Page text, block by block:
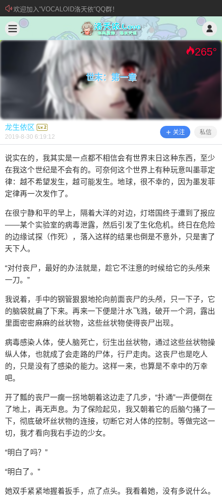
欢迎加入“VOCALOID洛天依“QQ群！
加入本站管理团队
新 • 文章发布须知
世末：第一章
265°
龙生依区
2019-8-30 6:19:12
关注 私信
说实在的，我其实是一点都不相信会有世界末日这种东西，至少
在我这个世纪是不会有的。可奈何这个世界上有种玩意叫墨菲定
律：越不希望发生，越可能发生。地球，很不幸的，因为墨发菲
定律再一次发作了。
在很宁静和平的早上，隔着大洋的对边，灯塔国终于遭到了报应
——某个实验室的病毒泄露，然后引发了生化危机。终日在危险
的边缘试探（作死），落入这样的结果也倒是不意外，只是害了
天下人。
“对付丧尸，最好的办法就是，趁它不注意的时候给它的头颅来
一刀。”
我说着，手中的钢管狠狠地抡向前面丧尸的头颅，只一下子，它
的脑袋就扁了下来。再来一下便是汁水飞溅，破开一个洞，露出
里面密密麻麻的丝状物，这些丝状物使得丧尸出现。
病毒感染人体，使人脑死亡，衍生出丝状物，通过这些丝状物操
纵人体，也就成了会走路的尸体，行尸走肉。这丧尸也是吃人
的，只是没有了感染的能力。这样一来，也算是不幸中的万幸
吧。
开了瓢的丧尸一瘸一拐地朝着这边走了几步，“扑通”一声便倒在
了地上，再无声息。为了保险起见，我又朝着它的后脑勺捅了一
下，彻底破坏丝状物的连接，切断它对人体的控制。等做完这一
切，我才看向我右手边的少女。
“明白了吗？”
“明白了。”
她双手紧紧地握着扳手，点了点头。我看着她，没有多说什么。
龙生依区 @ 洛天依.Love
世末：第一章
说实在的，我其实是一点都不相信会有世界末日这
种东西，至少在我这个世纪是不会有的。可奈何这
个世界上有种玩意叫墨菲定律：越不希望发生，越
可能发生。地球，很不幸的，因为墨发菲定律再一
次发作了。 在很宁静和平的早上，隔着大洋的对
边，灯塔国终于遭到了报应——某个实验室的病毒
探（作死），落入这样的结果也倒是不意外，只是
害了天下人。 “对付丧尸，最好的办法就是，趁它不
注意的时候给它的头颅来一刀。” 我说着，手中的钢
管狠狠地抡向前面丧尸的头颅，只一下子，它的脑
袋就扁了下来。再来一下便是汁水飞溅，破开一个
洞，露出里面密密麻麻的丝状物，这些丝状物使得
丧尸出现。 病毒感染人体，使人脑死亡，衍生出丝
的尸体，行尸走肉。这丧尸也是吃人的，只是没有
了感染的能力。这样一来，也算是不幸中的万幸
吧。 开了瓢的丧尸一瘸一拐地朝着这边走了几步，
“扑通”一声便倒在了地上，再无声息。为了保险起
见，我又朝着它的后脑勺捅了一下，彻底破坏丝状
我才看向我右手边的少女。 “明白了吗？” “明白
了。” 她双手紧紧地握着扳手，点了点头。我看着
扫描二维码继续阅读